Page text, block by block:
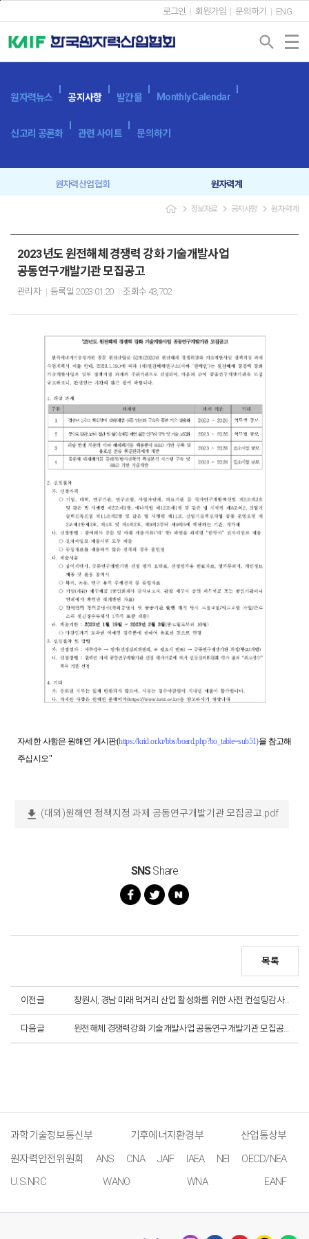
로그인 회원가입 문의하기 ENG
search
원자력뉴스 공지사항 발간물 Monthly Calendar
신고리 공론화 관련 사이트 문의하기
원자력산업협회 원자력계
navigate_next 정보자료 navigate_next 공지사항 navigate_next 원자력계
2023년도 원전해체 경쟁력 강화 기술개발사업
공동연구개발기관 모집공고
관리자 등록일 2023.01.20 조회수 43,702
자세한 사항은 원해연 게시판(https://krid.or.kr/bbs/board.php?bo_table=sub51)을 참고해
주십시오"
download (대외)원해연 정책지정 과제 공동연구개발기관 모집공고.pdf
SNSShare
목록
이전글 창원시, 경남 미래 먹거리 산업 활성화를 위한 사전 컨설팅감사 (2. 28.)
다음글 원전해체 경쟁력강화 기술개발사업 공동연구개발기관 모집공고 예정 알림
과학기술정보통신부 기후에너지환경부
산업통상부
원자력안전위원회
ANS CNA JAIF IAEA NEI
OECD/NEA
U.S.NRC
WANO WNA EANF